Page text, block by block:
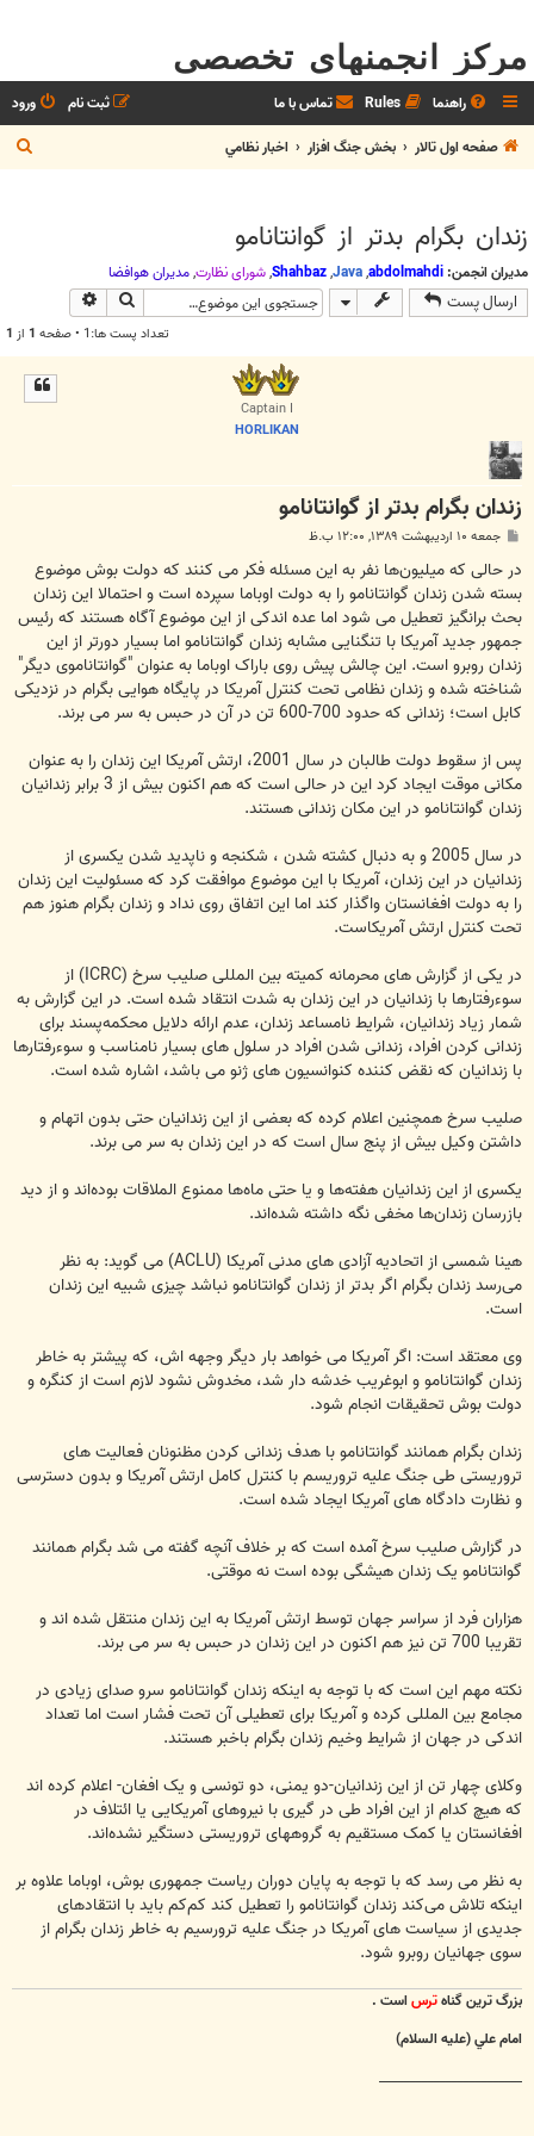
مرکز انجمنهای تخصصی
راهنما Rules تماس با ما ورود
ثبت نام
صفحه اول تالار
بخش جنگ افزار اخبار نظامي
س
زندان بگرام بدتر از گوانتانامو
مدیران انجمن: abdolmahdi
,
Java
,
Shahbaz
,شوراي نظارت,مديران هوافضا
ارسال پست جستجو
تعداد پست ها:1 • صفحه 1 از 1
Captain I
HORLIKAN
زندان بگرام بدتر از گوانتانامو
ت
جمعه ۱۰ اردیبهشت ۱۳۸۹, ۱۲:۰۰ ب.ظ
در حالی که میلیون‌ها نفر به این مسئله فکر می کنند که دولت بوش موضوع
بسته شدن زندان گوانتانامو را به دولت اوباما سپرده است و احتمالا این زندان
بحث برانگیز تعطیل می شود اما عده اندکی از این موضوع آگاه هستند که رئیس
جمهور جدید آمریکا با تنگنایی مشابه زندان گوانتانامو اما بسیار دورتر از این
زندان روبرو است. این چالش پیش روی باراک اوباما به عنوان "گوانتاناموی دیگر"
شناخته شده و زندان نظامی تحت کنترل آمریکا در پایگاه هوایی بگرام در نزدیکی
کابل است؛ زندانی که حدود 700-600 تن در آن در حبس به سر می برند.
پس از سقوط دولت طالبان در سال 2001، ارتش آمریکا این زندان را به عنوان
مکانی موقت ایجاد کرد این در حالی است که هم اکنون بیش از 3 برابر زندانیان
زندان گوانتانامو در این مکان زندانی هستند.
در سال 2005 و به دنبال کشته شدن ، شکنجه و ناپدید شدن یکسری از
زندانیان در این زندان، آمریکا با این موضوع موافقت کرد که مسئولیت این زندان
را به دولت افغانستان واگذار کند اما این اتفاق روی نداد و زندان بگرام هنوز هم
تحت کنترل ارتش آمریکاست.
در یکی از گزارش های محرمانه کمیته بین المللی صلیب سرخ (ICRC) از
سوءرفتارها با زندانیان در این زندان به شدت انتقاد شده است. در این گزارش به
شمار زیاد زندانیان، شرایط نامساعد زندان، عدم ارائه دلایل محکمه‌پسند برای
زندانی کردن افراد، زندانی شدن افراد در سلول های بسیار نامناسب و سوءرفتارها
با زندانیان که نقض کننده کنوانسیون های ژنو می باشد، اشاره شده است.
صلیب سرخ همچنین اعلام کرده که بعضی از این زندانیان حتی بدون اتهام و
داشتن وکیل بیش از پنج سال است که در این زندان به سر می برند.
یکسری از این زندانیان هفته‌ها و یا حتی ماه‌ها ممنوع الملاقات بوده‌اند و از دید
بازرسان زندان‌ها مخفی نگه داشته شده‌اند.
هینا شمسی از اتحادیه آزادی های مدنی آمریکا (ACLU) می گوید: به نظر
می‌رسد زندان بگرام اگر بدتر از زندان گوانتانامو نباشد چیزی شبیه این زندان
است.
وی معتقد است: اگر آمریکا می خواهد بار دیگر وجهه اش، که پیشتر به خاطر
زندان گوانتانامو و ابوغریب خدشه دار شد، مخدوش نشود لازم است از کنگره و
دولت بوش تحقیقات انجام شود.
زندان بگرام همانند گوانتانامو با هدف زندانی کردن مظنونان فعالیت های
تروریستی طی جنگ علیه تروریسم با کنترل کامل ارتش آمریکا و بدون دسترسی
و نظارت دادگاه های آمریکا ایجاد شده است.
در گزارش صلیب سرخ آمده است که بر خلاف آنچه گفته می شد بگرام همانند
گوانتانامو یک زندان هیشگی بوده است نه موقتی.
هزاران فرد از سراسر جهان توسط ارتش آمریکا به این زندان منتقل شده اند و
تقریبا 700 تن نیز هم اکنون در این زندان در حبس به سر می برند.
نکته مهم این است که با توجه به اینکه زندان گوانتانامو سرو صدای زیادی در
مجامع بین المللی کرده و آمریکا برای تعطیلی آن تحت فشار است اما تعداد
اندکی در جهان از شرایط وخیم زندان بگرام باخبر هستند.
وکلای چهار تن از این زندانیان-دو یمنی، دو تونسی و یک افغان- اعلام کرده اند
که هیچ کدام از این افراد طی در گیری با نیروهای آمریکایی یا ائتلاف در
افغانستان یا کمک مستقیم به گروههای تروریستی دستگیر نشده‌اند.
به نظر می رسد که با توجه به پایان دوران ریاست جمهوری بوش، اوباما علاوه بر
اینکه تلاش می‌کند زندان گوانتانامو را تعطیل کند کم‌کم باید با انتقادهای
جدیدی از سیاست های آمریکا در جنگ علیه ترورسیم به خاطر زندان بگرام از
سوی جهانیان روبرو شود.
بزرگ ترين گناهترس است .
امام علي (عليه السلام)
________________________